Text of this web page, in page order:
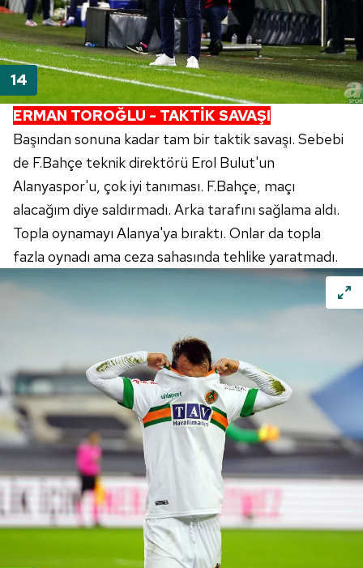
ERMAN TOROĞLU - TAKTİK SAVAŞI
Başından sonuna kadar tam bir taktik savaşı. Sebebi
de F.Bahçe teknik direktörü Erol Bulut'un
Alanyaspor'u, çok iyi tanıması. F.Bahçe, maçı
alacağım diye saldırmadı. Arka tarafını sağlama aldı.
Topla oynamayı Alanya'ya bıraktı. Onlar da topla
fazla oynadı ama ceza sahasında tehlike yaratmadı.